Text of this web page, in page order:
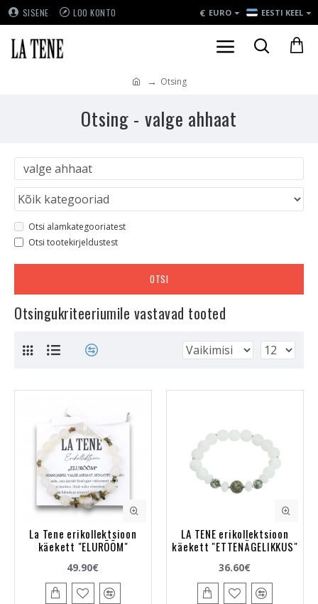
SISENE LOO KONTO € EURO EESTI KEEL
Otsing
Otsing - valge ahhaat
Otsi alamkategooriatest
Otsi tootekirjeldustest
OTSI
Otsingukriteeriumile vastavad tooted
La Tene erikollektsioon
käekett "ELURÕÕM"
49.90€
LA TENE erikollektsioon
käekett "ETTENÄGELIKKUS"
36.60€